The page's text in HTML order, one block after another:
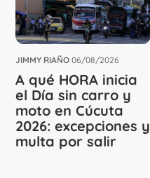
JIMMY RIAÑO 06/08/2026
A qué HORA inicia
el Día sin carro y
moto en Cúcuta
2026: excepciones y
multa por salir